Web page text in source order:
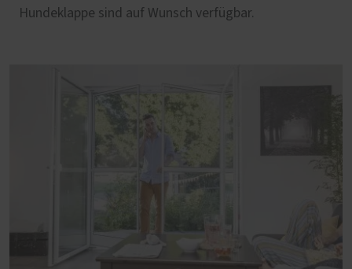
Hundeklappe sind auf Wunsch verfügbar.